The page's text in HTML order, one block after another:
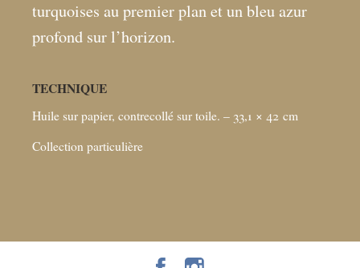
turquoises au premier plan et un bleu azur
profond sur l’horizon.
TECHNIQUE
Huile sur papier, contrecollé sur toile. – 33,1 × 42 cm
Collection particulière